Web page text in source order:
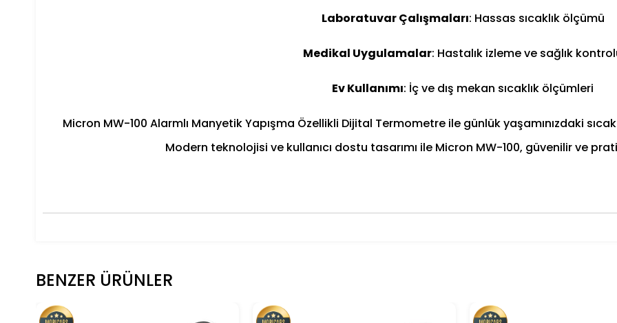
Laboratuvar Çalışmaları: Hassas sıcaklık ölçümü
Medikal Uygulamalar: Hastalık izleme ve sağlık
Ev Kullanımı: İç ve dış mekan sıcaklık ölçümleri
Micron MW-100 Alarmlı Manyetik Yapışma Özellikli Dijital Termometre ile günlük yaşamınızdaki
Modern teknolojisi ve kullanıcı dostu tasarımı ile Micron MW-100, güvenilir ve
BENZER ÜRÜNLER